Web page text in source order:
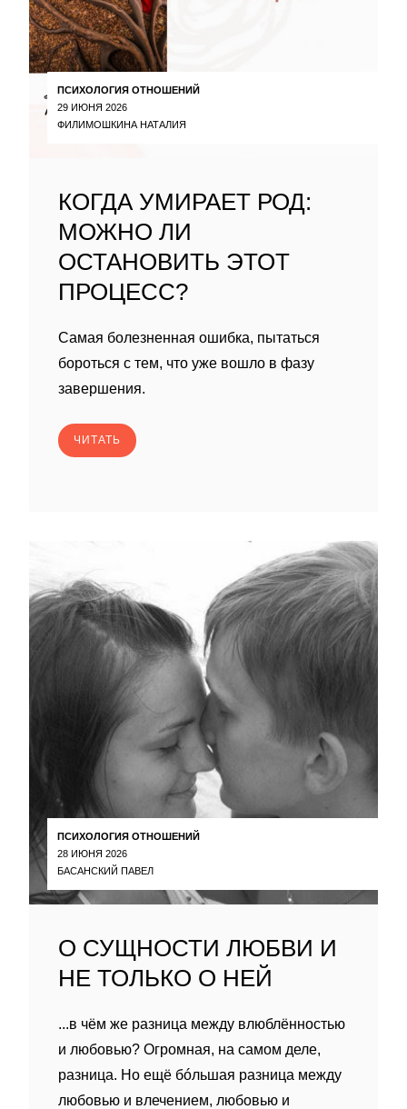
ПСИХОЛОГИЯ ОТНОШЕНИЙ
29 ИЮНЯ 2026
ФИЛИМОШКИНА НАТАЛИЯ
КОГДА УМИРАЕТ РОД:
МОЖНО ЛИ
ОСТАНОВИТЬ ЭТОТ
ПРОЦЕСС?
Самая болезненная ошибка, пытаться
бороться с тем, что уже вошло в фазу
завершения.
ЧИТАТЬ
ПСИХОЛОГИЯ ОТНОШЕНИЙ
28 ИЮНЯ 2026
БАСАНСКИЙ ПАВЕЛ
О СУЩНОСТИ ЛЮБВИ И
НЕ ТОЛЬКО О НЕЙ
...в чём же разница между влюблённостью
и любовью? Огромная, на самом деле,
разница. Но ещё бóльшая разница между
любовью и влечением, любовью и